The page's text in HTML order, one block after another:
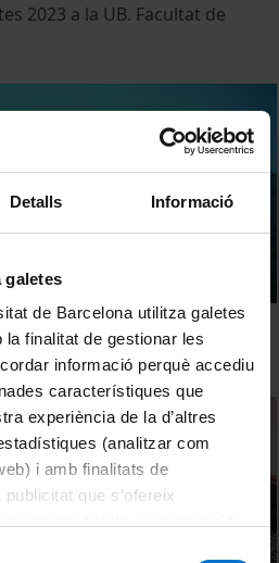
Detalls Informació
de Barcelona utilitza galetes
finalitat de gestionar les
informació perquè accediu
característiques que
experiència de la d’altres
(analitzar com
i amb finalitats de
que s’ofereix
2023 a la UB. Facultat de
de Atención a Usuarios,